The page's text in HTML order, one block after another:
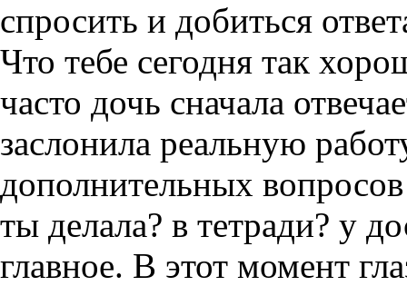
спросить и добиться
Что тебе сегодня так
часто дочь сначала
заслонила реальную
дополнительных
ты делала? в тетради? у
главное. В этот момент